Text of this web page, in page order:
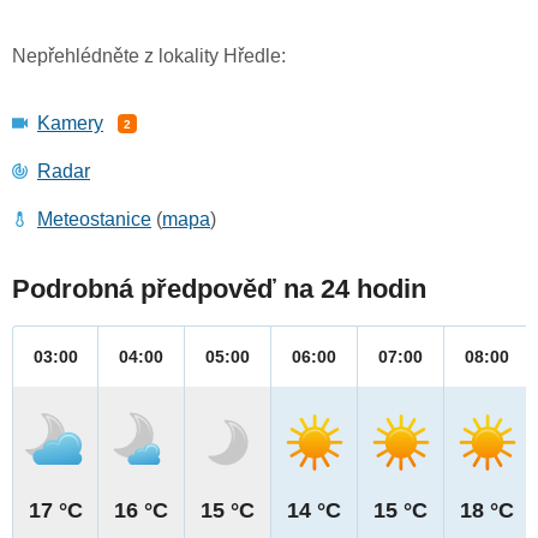
Nepřehlédněte z lokality Hředle:
Kamery 2
Radar
Meteostanice (mapa)
Podrobná předpověď na 24 hodin
03:00
17 °C
04:00
16 °C
05:00
15 °C
06:00
14 °C
07:00
15 °C
08:00
18 °C